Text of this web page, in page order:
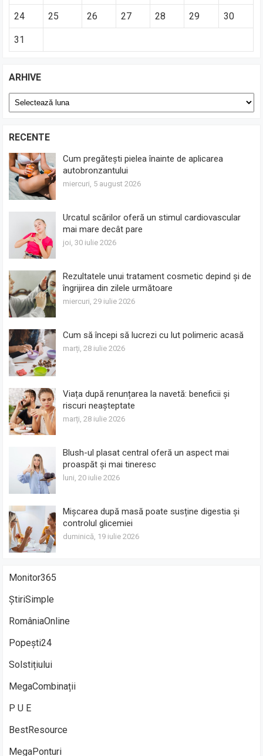
24 25 26 27 28 29 30
31
ARHIVE
Arhive
RECENTE
Cum pregătești pielea înainte de aplicarea
autobronzantului
miercuri, 5 august 2026
Urcatul scărilor oferă un stimul cardiovascular
mai mare decât pare
joi, 30 iulie 2026
Rezultatele unui tratament cosmetic depind și de
îngrijirea din zilele următoare
miercuri, 29 iulie 2026
Cum să începi să lucrezi cu lut polimeric acasă
marți, 28 iulie 2026
Viața după renunțarea la navetă: beneficii și
riscuri neașteptate
marți, 28 iulie 2026
Blush-ul plasat central oferă un aspect mai
proaspăt și mai tineresc
luni, 20 iulie 2026
Mișcarea după masă poate susține digestia și
controlul glicemiei
duminică, 19 iulie 2026
Monitor365
ȘtiriSimple
RomâniaOnline
Popești24
Solstițiului
MegaCombinații
P U E
BestResource
MegaPonturi